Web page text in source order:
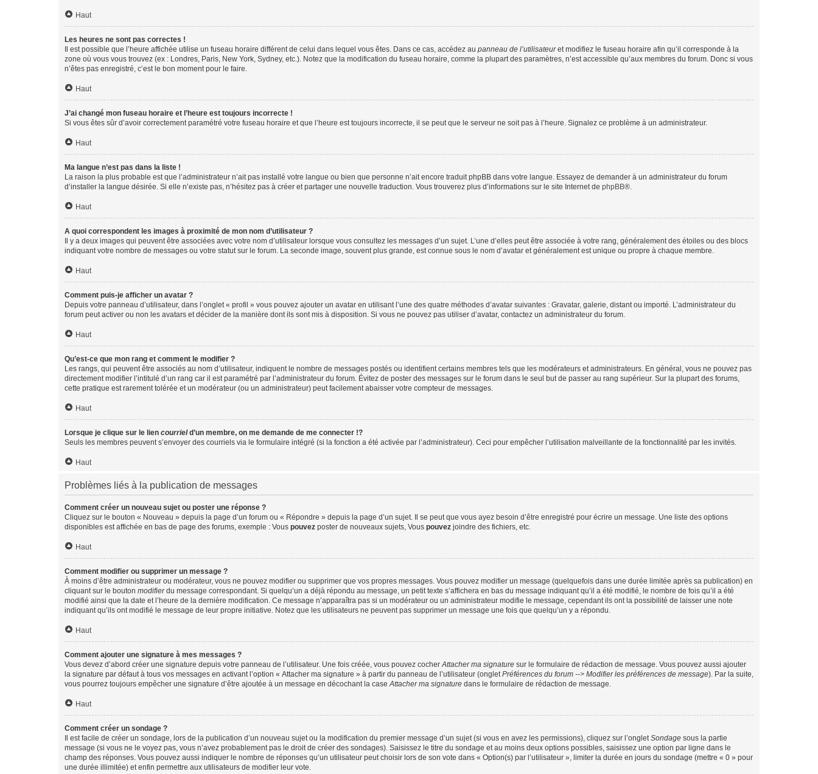
Haut
Les heures ne sont pas correctes !
Il est possible que l’heure affichée utilise un fuseau horaire différent de celui dans lequel vous êtes. Dans ce cas, accédez au panneau de l’utilisateuret modifiez le fuseau horaire afin qu’il corresponde à la
zone où vous vous trouvez (ex : Londres, Paris, New York, Sydney, etc.). Notez que la modification du fuseau horaire, comme la plupart des paramètres, n’est accessible qu’aux membres du forum. Donc si vous
n’êtes pas enregistré, c’est le bon moment pour le faire.
Haut
J’ai changé mon fuseau horaire et l’heure est toujours incorrecte !
Si vous êtes sûr d’avoir correctement paramétré votre fuseau horaire et que l’heure est toujours incorrecte, il se peut que le serveur ne soit pas à l’heure. Signalez ce problème à un administrateur.
Haut
Ma langue n’est pas dans la liste !
La raison la plus probable est que l’administrateur n’ait pas installé votre langue ou bien que personne n’ait encore traduit phpBB dans votre langue. Essayez de demander à un administrateur du forum
d’installer la langue désirée. Si elle n’existe pas, n’hésitez pas à créer et partager une nouvelle traduction. Vous trouverez plus d’informations sur le site Internet de phpBB®.
Haut
A quoi correspondent les images à proximité de mon nom d’utilisateur ?
Il y a deux images qui peuvent être associées avec votre nom d’utilisateur lorsque vous consultez les messages d’un sujet. L’une d’elles peut être associée à votre rang, généralement des étoiles ou des blocs
indiquant votre nombre de messages ou votre statut sur le forum. La seconde image, souvent plus grande, est connue sous le nom d’avatar et généralement est unique ou propre à chaque membre.
Haut
Comment puis-je afficher un avatar ?
Depuis votre panneau d’utilisateur, dans l’onglet « profil » vous pouvez ajouter un avatar en utilisant l’une des quatre méthodes d’avatar suivantes : Gravatar, galerie, distant ou importé. L’administrateur du
forum peut activer ou non les avatars et décider de la manière dont ils sont mis à disposition. Si vous ne pouvez pas utiliser d’avatar, contactez un administrateur du forum.
Haut
Qu’est-ce que mon rang et comment le modifier ?
Les rangs, qui peuvent être associés au nom d’utilisateur, indiquent le nombre de messages postés ou identifient certains membres tels que les modérateurs et administrateurs. En général, vous ne pouvez pas
directement modifier l’intitulé d’un rang car il est paramétré par l’administrateur du forum. Évitez de poster des messages sur le forum dans le seul but de passer au rang supérieur. Sur la plupart des forums,
cette pratique est rarement tolérée et un modérateur (ou un administrateur) peut facilement abaisser votre compteur de messages.
Haut
Lorsque je clique sur le lien courrield’un membre, on me demande de me connecter !?
Seuls les membres peuvent s’envoyer des courriels via le formulaire intégré (si la fonction a été activée par l’administrateur). Ceci pour empêcher l’utilisation malveillante de la fonctionnalité par les invités.
Haut
Problèmes liés à la publication de messages
Comment créer un nouveau sujet ou poster une réponse ?
Cliquez sur le bouton « Nouveau » depuis la page d’un forum ou « Répondre » depuis la page d’un sujet. Il se peut que vous ayez besoin d’être enregistré pour écrire un message. Une liste des options
disponibles est affichée en bas de page des forums, exemple : Vous pouvez poster de nouveaux sujets, Vous pouvez joindre des fichiers, etc.
Haut
Comment modifier ou supprimer un message ?
À moins d’être administrateur ou modérateur, vous ne pouvez modifier ou supprimer que vos propres messages. Vous pouvez modifier un message (quelquefois dans une durée limitée après sa publication) en
cliquant sur le bouton modifierdu message correspondant. Si quelqu’un a déjà répondu au message, un petit texte s’affichera en bas du message indiquant qu’il a été modifié, le nombre de fois qu’il a été
modifié ainsi que la date et l’heure de la dernière modification. Ce message n’apparaîtra pas si un modérateur ou un administrateur modifie le message, cependant ils ont la possibilité de laisser une note
indiquant qu’ils ont modifié le message de leur propre initiative. Notez que les utilisateurs ne peuvent pas supprimer un message une fois que quelqu’un y a répondu.
Haut
Comment ajouter une signature à mes messages ?
Vous devez d’abord créer une signature depuis votre panneau de l’utilisateur. Une fois créée, vous pouvez cocherAttacher ma signature sur le formulaire de rédaction de message. Vous pouvez aussi ajouter
la signature par défaut à tous vos messages en activant l’option « Attacher ma signature » à partir du panneau de l’utilisateur (ongletPréférences du forum --> Modifier les préférences de message). Par la suite,
vous pourrez toujours empêcher une signature d’être ajoutée à un message en décochant la caseAttacher ma signature dans le formulaire de rédaction de message.
Haut
Comment créer un sondage ?
Il est facile de créer un sondage, lors de la publication d’un nouveau sujet ou la modification du premier message d’un sujet (si vous en avez les permissions), cliquez sur l’ongletSondage sous la partie
message (si vous ne le voyez pas, vous n’avez probablement pas le droit de créer des sondages). Saisissez le titre du sondage et au moins deux options possibles, saisissez une option par ligne dans le
champ des réponses. Vous pouvez aussi indiquer le nombre de réponses qu’un utilisateur peut choisir lors de son vote dans « Option(s) par l’utilisateur », limiter la durée en jours du sondage (mettre « 0 » pour
une durée illimitée) et enfin permettre aux utilisateurs de modifier leur vote.